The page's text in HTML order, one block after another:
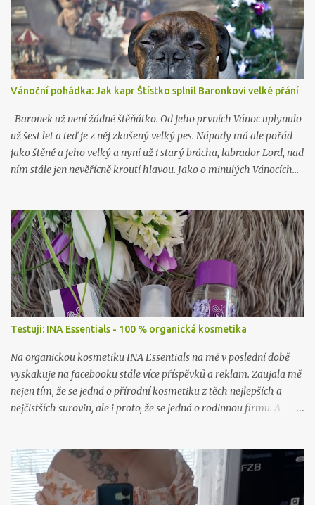
Vánoční pohádka: Jak kapr Štístko splnil Baronkovi velké přání
Baronek už není žádné štěňátko. Od jeho prvních Vánoc uplynulo
už šest let a teď je z něj zkušený velký pes. Nápady má ale pořád
jako štěně a jeho velký a nyní už i starý brácha, labrador Lord, nad
ním stále jen nevěřícně kroutí hlavou. Jako o minulých Vánocích…
Testuji: INA Essentials - 100 % organická kosmetika
Na organickou kosmetiku INA Essentials na mě v poslední době
vyskakuje na facebooku stále více příspěvků a reklam. Zaujala mě
nejen tím, že se jedná o přírodní kosmetiku z těch nejlepších a
nejčistších surovin, ale i proto, že se jedná o rodinnou firmu. A
otestovat. Firma mě příjemně překvapila, když mi dovolila vybrat
si hned dva jejich výrobky k otestování. A tak jsem se rozhodla, že
vám sem hodím tento článek už nyní, byť to ještě není přímo